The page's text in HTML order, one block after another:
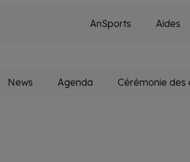
Secondary
AnSports Aides
News Agenda Cérémonie des